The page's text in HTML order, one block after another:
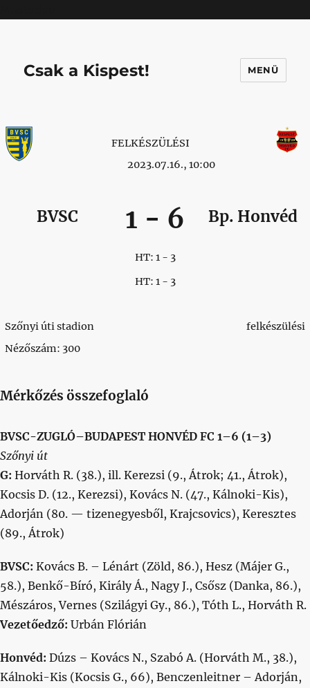
Csak a Kispest! MENÜ
FELKÉSZÜLÉSI
2023.07.16., 10:00
BVSC 1 - 6 Bp. Honvéd
HT: 1 - 3
HT: 1 - 3
Szőnyi úti stadion
Nézőszám: 300
felkészülési
Mérkőzés összefoglaló
BVSC-ZUGLÓ–BUDAPEST HONVÉD FC 1–6 (1–3)
Szőnyi út
G: Horváth R. (38.), ill. Kerezsi (9., Átrok; 41., Átrok),
Kocsis D. (12., Kerezsi), Kovács N. (47., Kálnoki-Kis),
Adorján (80. — tizenegyesből, Krajcsovics), Keresztes
(89., Átrok)
BVSC: Kovács B. – Lénárt (Zöld, 86.), Hesz (Májer G.,
58.), Benkő-Bíró, Király Á., Nagy J., Csősz (Danka, 86.),
Mészáros, Vernes (Szilágyi Gy., 86.), Tóth L., Horváth R.
Vezetőedző: Urbán Flórián
Honvéd: Dúzs – Kovács N., Szabó A. (Horváth M., 38.),
Kálnoki-Kis (Kocsis G., 66), Benczenleitner – Adorján,